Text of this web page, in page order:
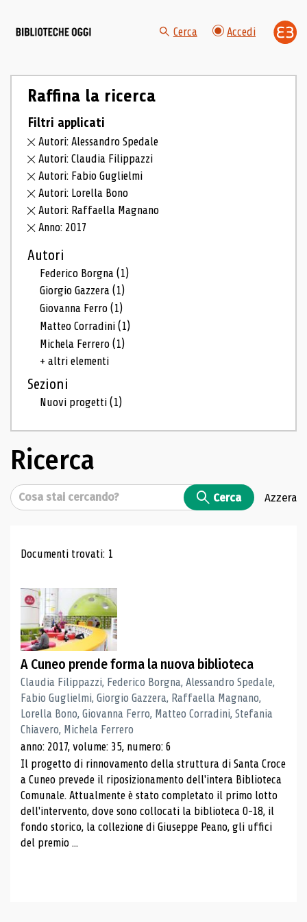
Cerca Accedi
Raffina la ricerca
Filtri applicati
Autori: Alessandro Spedale
Autori: Claudia Filippazzi
Autori: Fabio Guglielmi
Autori: Lorella Bono
Autori: Raffaella Magnano
Anno: 2017
Autori
Federico Borgna(1)
Giorgio Gazzera(1)
Giovanna Ferro(1)
Matteo Corradini(1)
Michela Ferrero(1)
+ altri elementi
Sezioni
Nuovi progetti(1)
Ricerca
Cerca Cerca Azzera
Risultati di ricerca
Documenti trovati: 1
A Cuneo prende forma la nuova biblioteca
Claudia Filippazzi, Federico Borgna, Alessandro Spedale,
Fabio Guglielmi, Giorgio Gazzera, Raffaella Magnano,
Lorella Bono, Giovanna Ferro, Matteo Corradini, Stefania
Chiavero, Michela Ferrero
anno: 2017, volume: 35, numero: 6
Il progetto di rinnovamento della struttura di Santa Croce
a Cuneo prevede il riposizionamento dell'intera Biblioteca
Comunale. Attualmente è stato completato il primo lotto
dell'intervento, dove sono collocati la biblioteca 0-18, il
fondo storico, la collezione di Giuseppe Peano, gli uffici
del premio ...